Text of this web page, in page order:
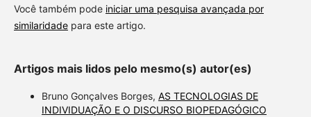
Você também pode iniciar uma pesquisa avançada por
similaridadepara este artigo.
Artigos mais lidos pelo mesmo(s) autor(es)
Bruno Gonçalves Borges, AS TECNOLOGIAS DE
INDIVIDUAÇÃO E O DISCURSO BIOPEDAGÓGICO